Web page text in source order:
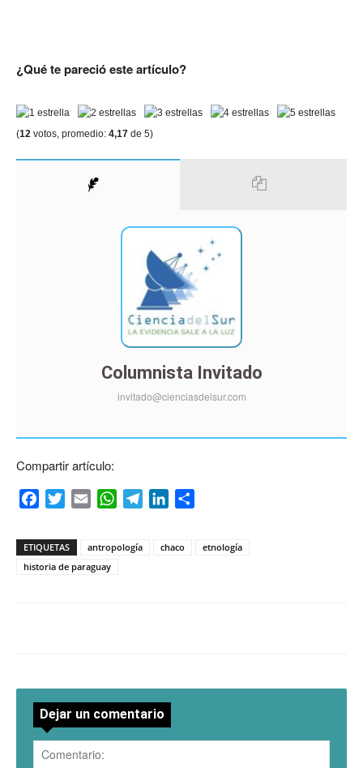
¿Qué te pareció este artículo?
(12 votos, promedio: 4,17 de 5)
Columnista Invitado
invitado@cienciasdelsur.com
Compartir artículo:
FacebookTwitterEmail WhatsAppTelegramLinkedIn
ETIQUETAS antropología chaco
etnología
historia de paraguay
Dejar un comentario